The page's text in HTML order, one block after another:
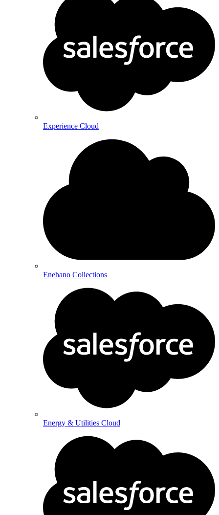
Experience Cloud
Enehano Collections
Energy & Utilities Cloud